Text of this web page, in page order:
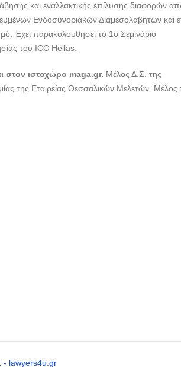
ΔΙΚΗΓΟΡΟΣ-ΔΙΑΠΙΣΤΕΥΜΕΝΟΣ
ΔΙΑΜΕΣΟΛΑΒΗΤΗΣ ΑΘΗΝΑ |
ΦΑΣΛΗΣ ΧΡΗΣΤΟΣ - lawyers4u.gr
ΔΙΑΜΕΣΟΛΑΒΗΤΗΣ ΑΘΗΝΑ |
ΦΑΣΛΗΣ ΧΡΗΣΤΟΣ - lawyers4u.gr
και εναλλακτικής επίλυσης διαφορών
Ενδοσυνοριακών Διαμεσολαβητών και
Έχει παρακολούθησει το 1ο Σεμινάριο
του ICC Hellas.
στον ιστοχώρο maga.gr. Μέλος Δ.Σ. της
της Εταιρείας Θεσσαλικών Μελετών. Μέλος